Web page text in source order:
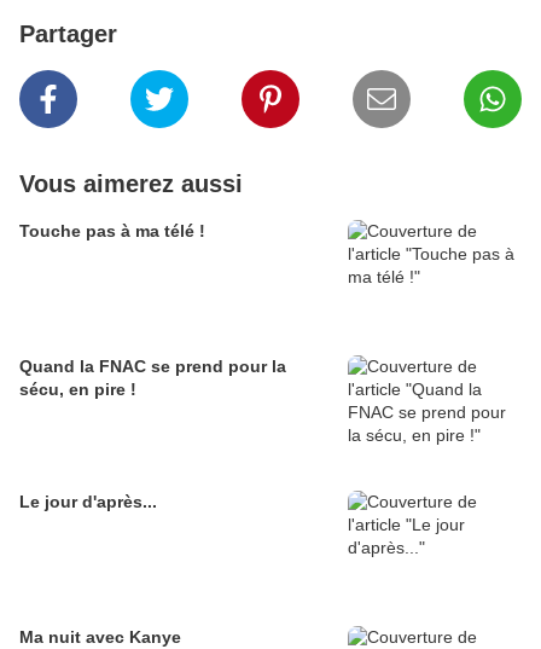
Partager
Vous aimerez aussi
Touche pas à ma télé !
Quand la FNAC se prend pour la
sécu, en pire !
Le jour d'après...
Ma nuit avec Kanye